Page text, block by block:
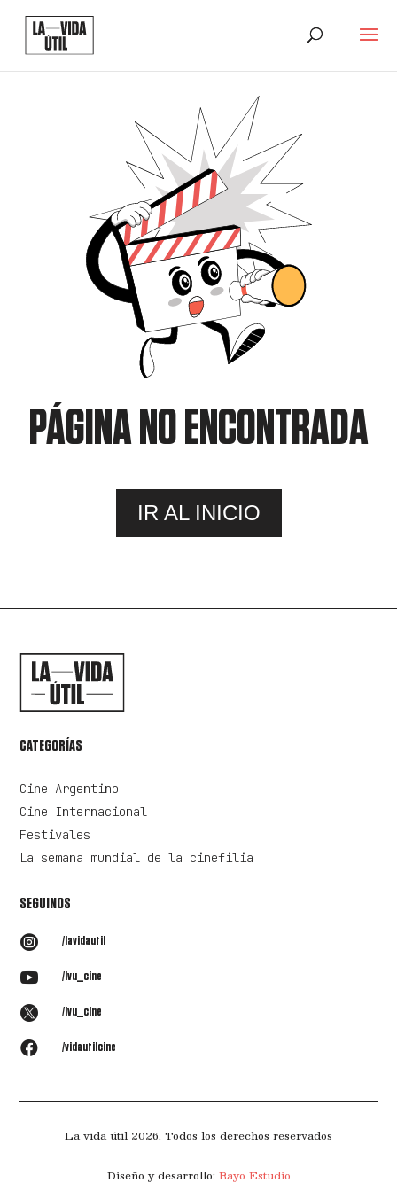
PÁGINA NO ENCONTRADA
IR AL INICIO
CATEGORÍAS
Cine Argentino
Cine Internacional
Festivales
La semana mundial de la cinefilia
SEGUINOS
 /lavidautil
 /lvu_cine
 /lvu_cine
 /vidautilcine
La vida útil 2026. Todos los derechos reservados
Diseño y desarrollo: Rayo Estudio